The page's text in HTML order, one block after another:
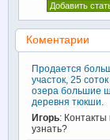
Добавить
Коментарии
Продается
участок, 25
озера большие
деревня тюкши.
Игорь: Контакты
узнать?